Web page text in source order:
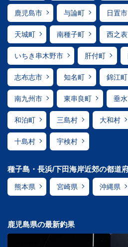
鹿児島市 与論町 日置市
天城町 南種子町 西之
いちき串木野市 肝付町
志布志市 知名町 錦江町
南九州市 東串良町 垂
和泊町 三島村 大和村
十島村 宇検村
種子島・長浜/下田海岸近郊の都道
熊本県 宮崎県 沖縄県
鹿児島県の最新釣果